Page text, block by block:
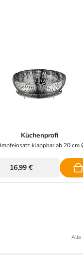
Küchenprofi
klappbar ab 20 cm
16,99 €
Alle